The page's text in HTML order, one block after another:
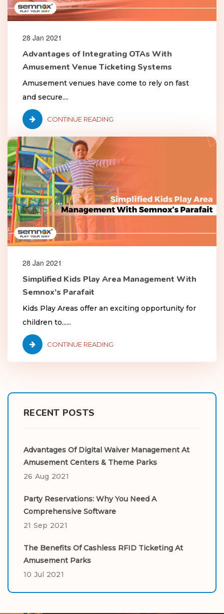
28 Jan 2021
Advantages of Integrating OTAs With
Amusement Venue Ticketing Systems
Amusement venues have come to rely on fast
and secure....
CONTINUE READING
28 Jan 2021
Simplified Kids Play Area Management With
Semnox’s Parafait
Kids Play Areas offer an exciting opportunity for
children to......
CONTINUE READING
RECENT POSTS
Advantages Of Digital Waiver Management At
Amusement Centers & Theme Parks
26 Aug 2021
Party Reservations: Why You Need A
Comprehensive Software
21 Sep 2021
The Benefits Of Cashless RFID Ticketing At
Amusement Parks
10 Jul 2021